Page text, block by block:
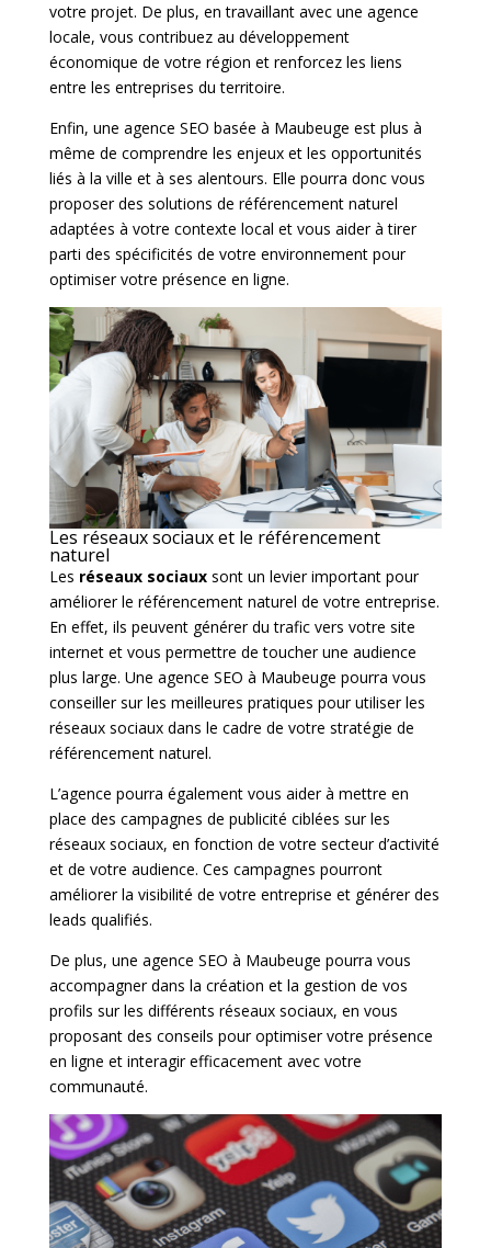
votre projet. De plus, en travaillant avec une agence
locale, vous contribuez au développement
économique de votre région et renforcez les liens
entre les entreprises du territoire.
Enfin, une agence SEO basée à Maubeuge est plus à
même de comprendre les enjeux et les opportunités
liés à la ville et à ses alentours. Elle pourra donc vous
proposer des solutions de référencement naturel
adaptées à votre contexte local et vous aider à tirer
parti des spécificités de votre environnement pour
optimiser votre présence en ligne.
Les réseaux sociaux et le référencement
naturel
Les réseaux sociauxsont un levier important pour
améliorer le référencement naturel de votre entreprise.
En effet, ils peuvent générer du trafic vers votre site
internet et vous permettre de toucher une audience
plus large. Une agence SEO à Maubeuge pourra vous
conseiller sur les meilleures pratiques pour utiliser les
réseaux sociaux dans le cadre de votre stratégie de
référencement naturel.
L’agence pourra également vous aider à mettre en
place des campagnes de publicité ciblées sur les
réseaux sociaux, en fonction de votre secteur d’activité
et de votre audience. Ces campagnes pourront
améliorer la visibilité de votre entreprise et générer des
leads qualifiés.
De plus, une agence SEO à Maubeuge pourra vous
accompagner dans la création et la gestion de vos
profils sur les différents réseaux sociaux, en vous
proposant des conseils pour optimiser votre présence
en ligne et interagir efficacement avec votre
communauté.